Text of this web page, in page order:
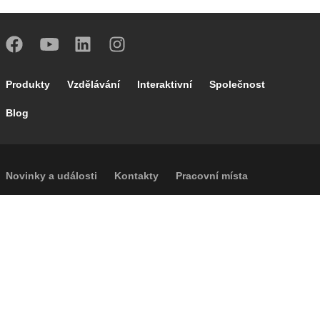
Footer main navigation
Produkty Vzdělávání Interaktivní Společnost
Blog
Footer secondary navigation
Novinky a události Kontakty Pracovní místa